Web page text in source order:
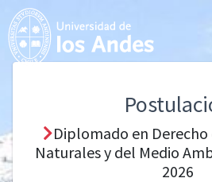
Diplomado en Derecho
Naturales y del Medio
2026